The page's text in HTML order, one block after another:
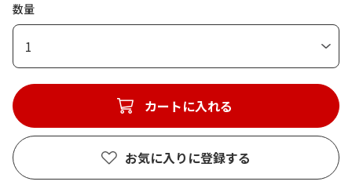
数量
1
カートに入れる
お気に入りに登録する